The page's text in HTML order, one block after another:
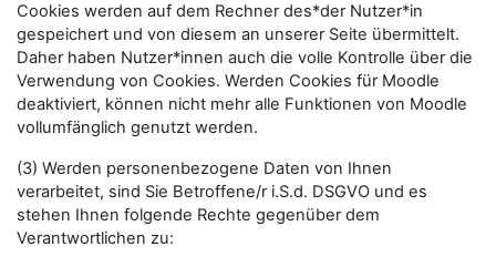
Cookies werden auf dem Rechner des*der Nutzer*in
gespeichert und von diesem an unserer Seite übermittelt.
Daher haben Nutzer*innen auch die volle Kontrolle über die
Verwendung von Cookies. Werden Cookies für Moodle
deaktiviert, können nicht mehr alle Funktionen von Moodle
vollumfänglich genutzt werden.
(3) Werden personenbezogene Daten von Ihnen
verarbeitet, sind Sie Betroffene/r i.S.d. DSGVO und es
stehen Ihnen folgende Rechte gegenüber dem
Verantwortlichen zu: